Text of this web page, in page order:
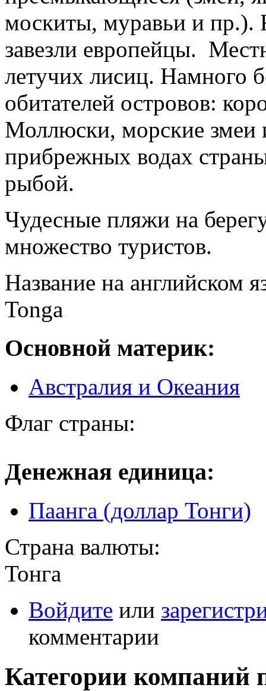
москиты, муравьи и
завезли европейцы.
летучих лисиц. Намного
обитателей островов:
Моллюски, морские змеи
прибрежных водах
рыбой.
Чудесные пляжи на
множество туристов.
Название на английском
Tonga
Основной материк:
Австралия и Океания
Флаг страны:
Денежная единица:
Паанга (доллар Тонги)
Страна валюты:
Тонга
Войдите или
комментарии
Категории компаний